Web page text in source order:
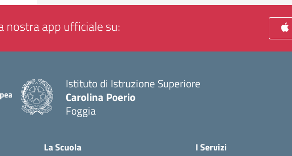
nostra app ufficiale su:
Istituto di Istruzione Superiore
Carolina Poerio
Foggia
La Scuola I Servizi